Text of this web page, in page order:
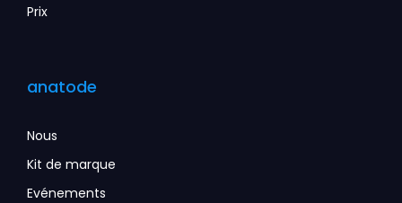
anatode
Nous
Kit de marque
Evénements
Prix